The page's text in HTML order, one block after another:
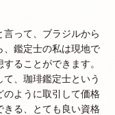
言って、ブラジルから
、鑑定士の私は現地で
ることができます。
、珈琲鑑定士という
のように取引して価格
きる、とても良い資格